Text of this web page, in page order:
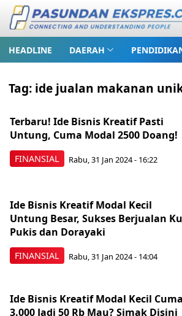
HEADLINE DAERAH
Tag: ide jualan makanan
FINANSIAL
Terbaru! Ide Bisnis Kreatif Pasti
Untung, Cuma Modal 2500 Doang!
Rabu, 31 Jan 2024 - 16:22
FINANSIAL
Ide Bisnis Kreatif Modal Kecil
Untung Besar, Sukses Berjualan
Pukis dan Dorayaki
Rabu, 31 Jan 2024 - 14:04
Ide Bisnis Kreatif Modal Kecil Cuma
3.000 Jadi 50 Rb Mau? Simak Disini